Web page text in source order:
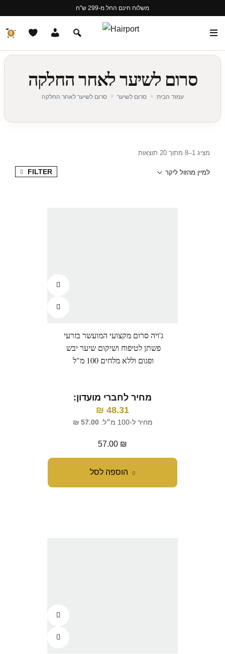
משלוח חינם החל מ-299 ש"ח
0
סרום לשיער לאחר החלקה
עמוד הבית סרום לשיער סרום לשיער לאחר החלקה
מציג 1–8 מתוך 20 תוצאות
למיין מהזול ליקר FILTER
הוספה לסל
ג'ויה סרום מקצועי המועשר בזרעי
פשתן לטיפוח ושיקום שיער יבש
ופגום וללא מלחים 100 מ"ל
מחיר לחברי מועדון:
48.31
₪
מחיר ל-100 מ״ל: 57.00
₪
57.00 ₪